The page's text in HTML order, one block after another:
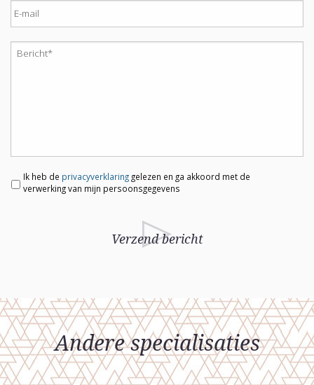
Ik heb de privacyverklaring gelezen en ga akkoord met de
verwerking van mijn persoonsgegevens
Andere specialisaties